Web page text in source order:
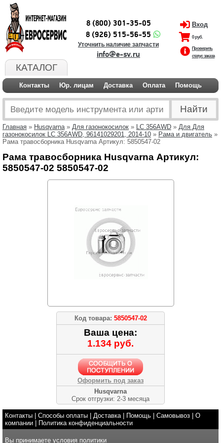
КАТАЛОГ
8 (800) 301-35-05
8 (926) 515-56-55
Уточнить наличие запчасти
info@e-sv.ru
Вход
0 руб.
Проверить
статус заказа
Контакты Юр. лицам Доставка Оплата Помощь
Главная » Husqvarna» Для газонокосилок » LC 356AWD » Для Для
газонокосилок LC 356AWD, 96141029201, 2014-10 » Рама и двигатель »
Рама травосборника Husqvarna Артикул: 5850547-02
Рама травосборника Husqvarna Артикул:
5850547-02 5850547-02
Код товара: 5850547-02
Ваша цена:
1.134 руб.
Оформить под заказ
Husqvarna
Срок отгрузки: 2-3 месяца
Контакты Способы оплаты Доставка| Помощь Самовывоз
О
компании
Политика конфиденциальности
Вы принимаете условия политики